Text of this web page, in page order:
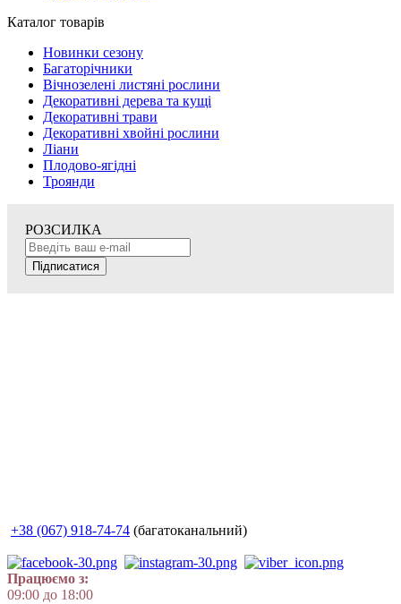
Каталог товарів
Новинки сезону
Багаторічники
Вічнозелені листяні рослини
Декоративні дерева та кущі
Декоративні трави
Декоративні хвойні рослини
Ліани
Плодово-ягідні
Троянди
РОЗСИЛКА
Підписатися
+38 (067) 918-74-74 (багатоканальний)
Працюємо з:
09:00 до 18:00